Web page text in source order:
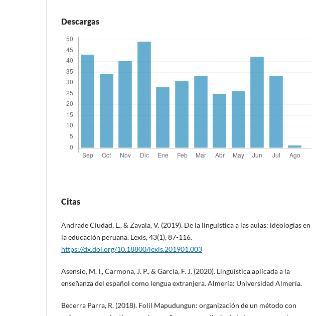
Descargas
Citas
Andrade Ciudad, L., & Zavala, V. (2019). De la lingüística a las aulas: ideologías en
la educación peruana. Lexis, 43(1), 87-116.
https://dx.doi.org/10.18800/lexis.201901.003
Asensio, M. I., Carmona, J. P., & García, F. J. (2020). Lingüística aplicada a la
enseñanza del español como lengua extranjera. Almería: Universidad Almería.
Becerra Parra, R. (2018). Folil Mapudungun: organización de un método con